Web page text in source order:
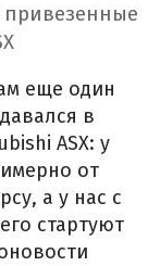
еще один
в
ASX: у
от
а у нас с
стартуют